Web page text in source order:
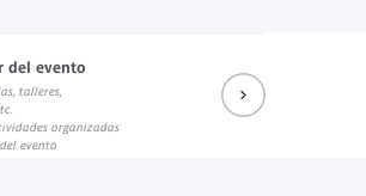
del evento
talleres,
organizadas
evento